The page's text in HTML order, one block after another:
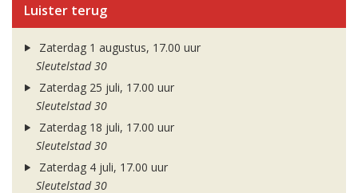
Luister terug
Zaterdag 1 augustus, 17.00 uur
Sleutelstad 30
Zaterdag 25 juli, 17.00 uur
Sleutelstad 30
Zaterdag 18 juli, 17.00 uur
Sleutelstad 30
Zaterdag 4 juli, 17.00 uur
Sleutelstad 30